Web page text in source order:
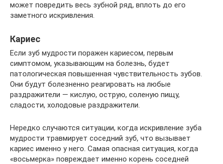
может повредить весь зубной ряд, вплоть до его
заметного искривления.
Кариес
Если зуб мудрости поражен кариесом, первым
симптомом, указывающим на болезнь, будет
патологическая повышенная чувствительность зубов.
Они будут болезненно реагировать на любые
раздражители — кислую, острую, соленую пищу,
сладости, холодовые раздражители.
Нередко случаются ситуации, когда искривление зуба
мудрости травмирует соседний зуб, что вызывает
кариес именно у него. Самая опасная ситуация, когда
«восьмерка» повреждает именно корень соседней